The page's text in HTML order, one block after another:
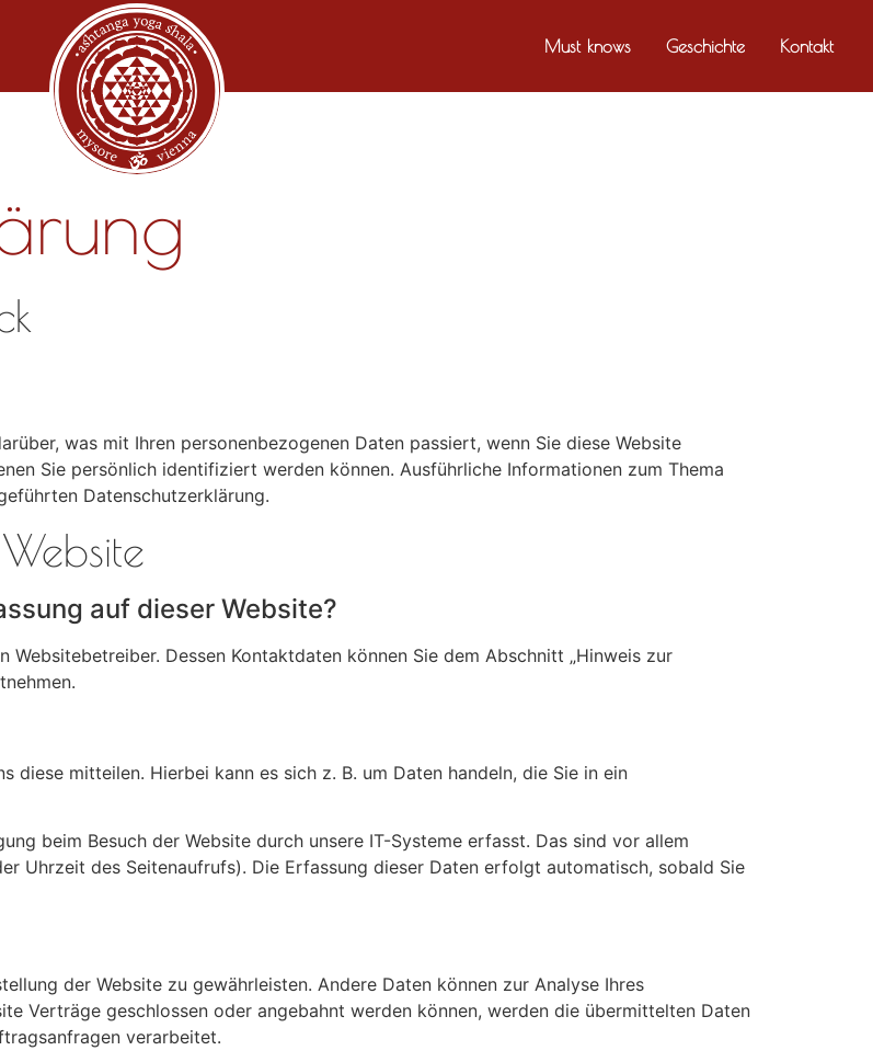
Must knows Geschichte Kontakt
was mit Ihren personenbezogenen Daten passiert, wenn Sie diese Website
Sie persönlich identifiziert werden können. Ausführliche Informationen zum Thema
Datenschutzerklärung.
auf dieser Website?
Dessen Kontaktdaten können Sie dem Abschnitt „Hinweis zur
diese mitteilen. Hierbei kann es sich z. B. um Daten handeln, die Sie in ein
beim Besuch der Website durch unsere IT-Systeme erfasst. Das sind vor allem
Uhrzeit des Seitenaufrufs). Die Erfassung dieser Daten erfolgt automatisch, sobald Sie
der Website zu gewährleisten. Andere Daten können zur Analyse Ihres
Verträge geschlossen oder angebahnt werden können, werden die übermittelten Daten
verarbeitet.